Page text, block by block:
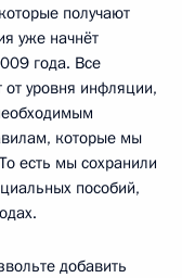
получают
уже начнёт
года. Все
уровня инфляции,
которые мы
есть мы сохранили
пособий,
добавить